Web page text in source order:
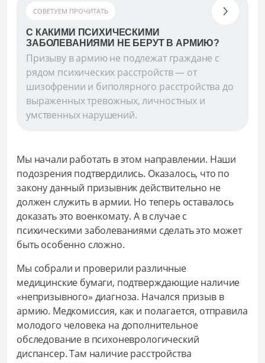
СОВЕТУЕМ ПРОЧИТАТЬ
С КАКИМИ ПСИХИЧЕСКИМИ
ЗАБОЛЕВАНИЯМИ НЕ БЕРУТ В АРМИЮ?
Призыву в армию не подлежат граждане с
рядом психических расстройств — от
шизофрении и биполярного расстройства до
выраженных тревожных, личностных и
умственных нарушений.
Мы начали работать в этом направлении. Наши
подозрения подтвердились. Оказалось, что по
закону данный призывник действительно не
должен служить в армии. Но теперь оставалось
доказать это военкомату. А в случае с
психическими заболеваниями сделать это может
быть особенно сложно.
Мы собрали и проверили различные
медицинские бумаги, подтверждающие наличие
«непризывного» диагноза. Начался призыв в
армию. Медкомиссия, как и полагается, отправила
молодого человека на дополнительное
обследование в психоневрологический
диспансер. Там наличие расстройства